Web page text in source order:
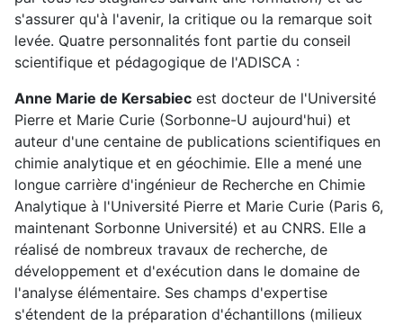
s'assurer qu'à l'avenir, la critique ou la remarque soit
levée. Quatre personnalités font partie du conseil
scientifique et pédagogique de l'ADISCA :
Anne Marie de Kersabiec est docteur de l'Université
Pierre et Marie Curie (Sorbonne-U aujourd'hui) et
auteur d'une centaine de publications scientifiques en
chimie analytique et en géochimie. Elle a mené une
longue carrière d'ingénieur de Recherche en Chimie
Analytique à l'Université Pierre et Marie Curie (Paris 6,
maintenant Sorbonne Université) et au CNRS. Elle a
réalisé de nombreux travaux de recherche, de
développement et d'exécution dans le domaine de
l'analyse élémentaire. Ses champs d'expertise
s'étendent de la préparation d'échantillons (milieux